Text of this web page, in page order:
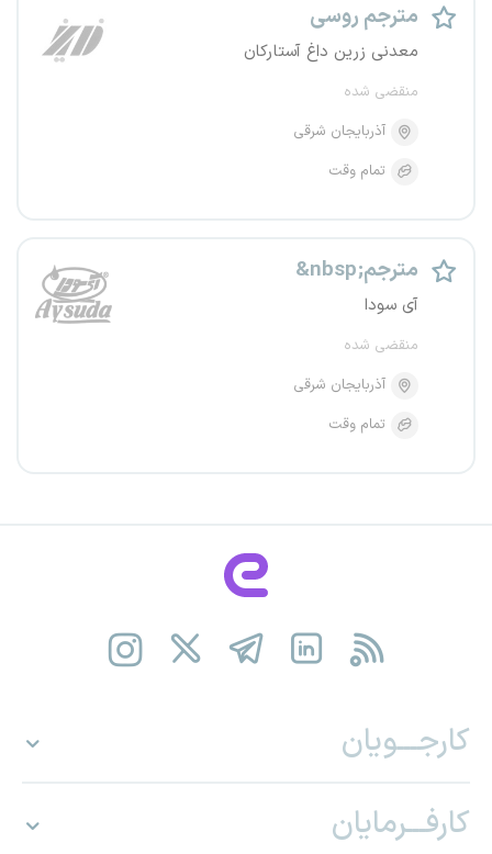
مترجم روسی
معدنی زرین داغ آستارکان
منقضی شده
آذربایجان شرقی
تمام وقت
&nbsp;مترجم
آی سودا
منقضی شده
آذربایجان شرقی
تمام وقت
کارجـــویان
کارفـــرمایان